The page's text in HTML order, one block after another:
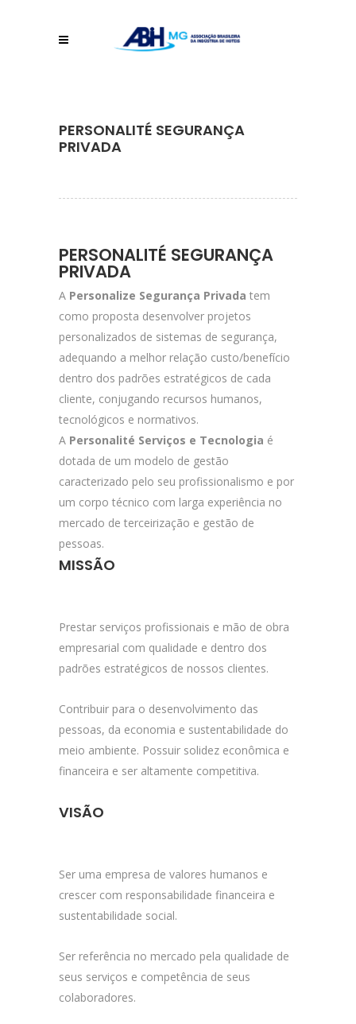
PERSONALITÉ SEGURANÇA
PRIVADA
PERSONALITÉ SEGURANÇA
PRIVADA
A Personalize Segurança Privada tem
como proposta desenvolver projetos
personalizados de sistemas de segurança,
adequando a melhor relação custo/benefício
dentro dos padrões estratégicos de cada
cliente, conjugando recursos humanos,
tecnológicos e normativos.
A Personalité Serviços e Tecnologia é
dotada de um modelo de gestão
caracterizado pelo seu profissionalismo e por
um corpo técnico com larga experiência no
mercado de terceirização e gestão de
pessoas.
MISSÃO
Prestar serviços profissionais e mão de obra
empresarial com qualidade e dentro dos
padrões estratégicos de nossos clientes.
Contribuir para o desenvolvimento das
pessoas, da economia e sustentabilidade do
meio ambiente. Possuir solidez econômica e
financeira e ser altamente competitiva.
VISÃO
Ser uma empresa de valores humanos e
crescer com responsabilidade financeira e
sustentabilidade social.
Ser referência no mercado pela qualidade de
seus serviços e competência de seus
colaboradores.